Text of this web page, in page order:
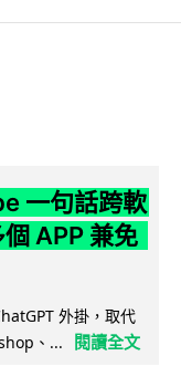
一句話跨軟
APP 兼免
外掛，取代
、...
閱讀全文